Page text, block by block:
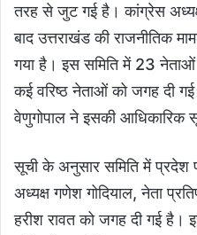
तरह से जुट गई है। कांग्रेस
बाद उत्तराखंड की राजनीतिक
गया है। इस समिति में 23 नेताओं
कई वरिष्ठ नेताओं को जगह दी
वेणुगोपाल ने इसकी आधिकारिक
सूची के अनुसार समिति में प्रदेश
अध्यक्ष गणेश गोदियाल, नेता
हरीश रावत को जगह दी गई है।